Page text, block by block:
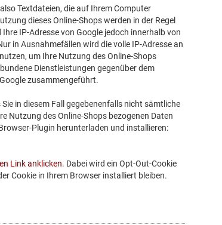
Textdateien, die auf Ihrem Computer
dieses Online-Shops werden in der Regel
IP-Adresse von Google jedoch innerhalb von
in Ausnahmefällen wird die volle IP-Adresse an
um Ihre Nutzung des Online-Shops
Dienstleistungen gegenüber dem
zusammengeführt.
in diesem Fall gegebenenfalls nicht sämtliche
Nutzung des Online-Shops bezogenen Daten
Plugin herunterladen und installieren:
Link anklicken. Dabei wird ein Opt-Out-Cookie
Cookie in Ihrem Browser installiert bleiben.